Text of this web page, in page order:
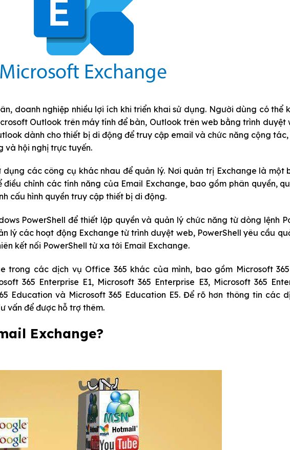
doanh nghiệp nhiều lợi ích khi triển khai sử dụng. Người dùng có thể
Outlook trên máy tính để bàn, Outlook trên web bằng trình duyệt
dành cho thiết bị di động để truy cập email và chức năng cộng
và hội nghị trực tuyến.
dụng các công cụ khác nhau để quản lý. Nơi quản trị Exchange là một
chỉnh các tính năng của Email Exchange, bao gồm phân quyền,
cấu hình quyền truy cập thiết bị di động.
PowerShell để thiết lập quyền và quản lý chức năng từ dòng lệnh
lý các hoạt động Exchange từ trình duyệt web, PowerShell yêu cầu
kết nối PowerShell từ xa tới Email Exchange.
trong các dịch vụ Office 365 khác của mình, bao gồm Microsoft 365
365 Enterprise E1, Microsoft 365 Enterprise E3, Microsoft 365
Education và Microsoft 365 Education E5. Để rõ hơn thông tin các
vấn để được hỗ trợ thêm.
Exchange?